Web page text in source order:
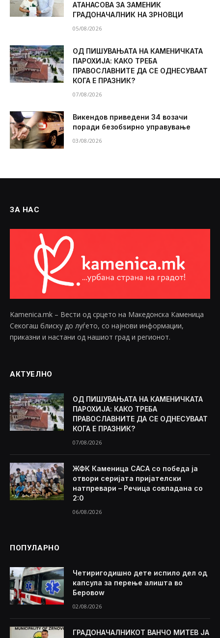
АТАНАСОВА ЗА ЗАМЕНИК
ГРАДОНАЧАЛНИК НА ЗРНОВЦИ
05/08/2026
ОД ПИШУВАЊАТА НА КАМЕНИЧКАТА
ПАРОХИЈА: КАКО ТРЕБА
ПРАВОСЛАВНИТЕ ДА СЕ ОДНЕСУВААТ
КОГА Е ПРАЗНИК?
07/08/2026
Викендов приведени 34 возачи
поради безобѕирно управување
03/08/2026
ЗА НАС
Kamenica.mk – Вести од срцето на Македонска Каменица
Секогаш блиску до луѓето, со најнови информации,
приказни и настани од нашиот град и регионот.
АКТУЕЛНО
ОД ПИШУВАЊАТА НА КАМЕНИЧКАТА
ПАРОХИЈА: КАКО ТРЕБА
ПРАВОСЛАВНИТЕ ДА СЕ ОДНЕСУВААТ
КОГА Е ПРАЗНИК?
07/08/2026
ЖФК Каменица САСА со победа ја
отвори серијата пријателски
натпревари – Речица совладана со
2:0
06/08/2026
ПОПУЛАРНО
Четиригодишно дете испило дел од
капсула за перење алишта во
Беровоw
02/08/2026
ГРАДОНАЧАЛНИКОТ ВАНЧО МИТЕВ ЈА